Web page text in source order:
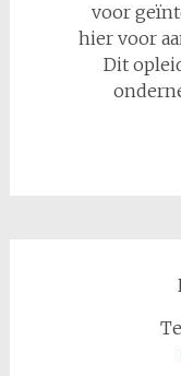
voor
hier voor
Dit